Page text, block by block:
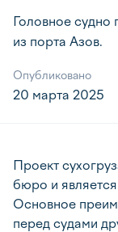
Головное судно
из порта Азов.
Опубликовано
20 марта 2025
Проект
бюро и
Основное
перед судами